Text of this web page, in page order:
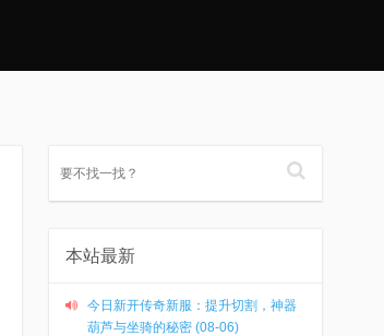
本站最新
今日新开传奇新服：提升切割，神器
葫芦与坐骑的秘密 (08-06)